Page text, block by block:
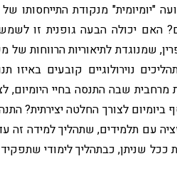
"יומיומית" מנקודת התייחסותו
האם יכולה הבעה גופנית זו
שמנוגדת לתיאוריות הרווחות של
נוירולוגיים קובעים באיזו
שבה התנסה בחיי היומיום,
ביומיום לצורך החלטה יצירתית?
עם תלמידים, שתהליך למידה זה
ככל שניתן, כבתהליך לימודי